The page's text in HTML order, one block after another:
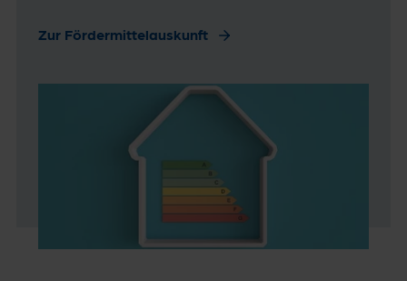
Zur Fördermittelauskunft